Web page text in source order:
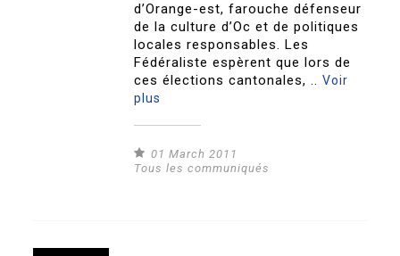
d’Orange-est, farouche défenseur
de la culture d’Oc et de politiques
locales responsables. Les
Fédéraliste espèrent que lors de
ces élections cantonales, ..Voir
plus
01 March 2011
Tous les communiqués